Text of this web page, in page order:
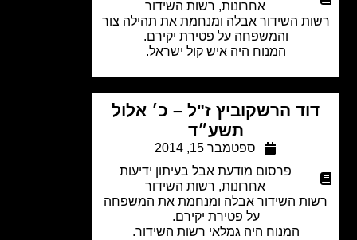
אחרונות,רשות השידור
השידור אבלה ומנחמת את תהילה צור
והמשפחה על פטירת יקירם.
המנוח היה איש קול ישראל.
הרשקוביץ ז"ל – כ׳ אלול
תשע״ד
ספטמבר 15, 2014
פרסום מודעת אבל בעיתון ידיעות
אחרונות,רשות השידור
השידור אבלה ומנחמת את המשפחה
על פטירת יקירם.
המנוח היה גמלאי רשות השידור.